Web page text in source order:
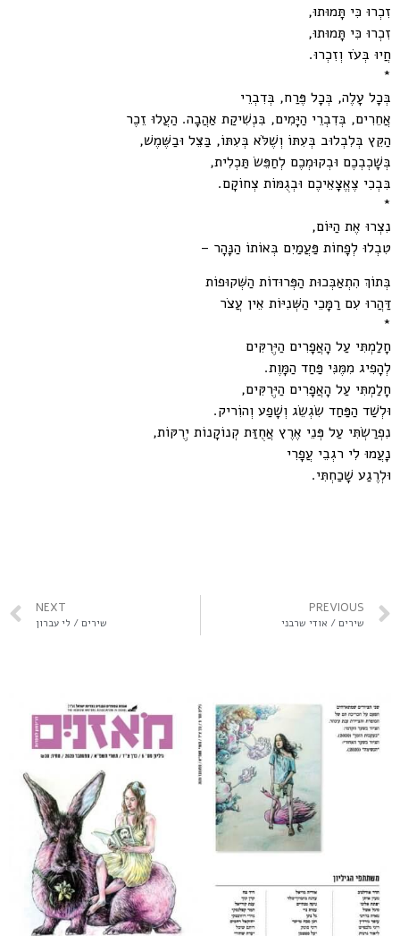
זִכְרוּ כִּי תָּמוּתוּ,
זִכְרוּ כִּי תָּמוּתוּ,
חֲיוּ בְּעֹז וְזִכְרוּ.
*
בְּכָל עָלֶה, בְּכָל פֶּרַח, בְּדִבְרֵי
אֲחֵרִים, בְּדִבְרֵי הַיָּמִים, בִּנְשִׁיקַת אַהֲבָה. הַעֲלוּ זֵכֶר
הַקֵּץ בְּלִבְלוּב בְּעִתּוֹ וְשֶׁלֹּא בְּעִתּוֹ, בַּצֵּל וּבַשֶּׁמֶשׁ,
בְּשָׁכְבְכֶם וּבְקוּמְכֶם לְחַפֵּשׂ תַּכְלִית,
בִּבְכִי צֶאֱצָאֵיכֶם וּבְגֻמּוֹת צְחוֹקָם.
*
נִצְרוּ אֶת הַיּוֹם,
טִבְלוּ לְפָחוֹת פַּעֲמַיִם בְּאוֹתוֹ הַנָּהָר –
בְּתוֹךְ הִתְאַבְּכוּת הַפְּרוּדוֹת הַשְּׁקוּפוֹת
דַּהֲרוּ עִם רַמָּכֵי הַשְּׁנִיּוֹת אֵין עֲצֹר
*
חָלַמְתִּי עַל הָאֲפָרִים הַיְּרֻקִּים
לְהָפִיג מִמֶּנִּי פַּחַד הַמָּוֶת.
חָלַמְתִּי עַל הָאֲפָרִים הַיְּרֻקִּים,
וּלְשַׁד הַפַּחַד שִׂגְשֵׂג וְשָׁפַע וְהוִֹריק.
נִפְרַשְׂתִּי עַל פְּנֵי אֶרֶץ אֲחֻזַּת קְנוֹקָנוֹת יְרֻקּוֹת,
נָעֲמוּ לִי רגְבֵי עֲפָרִי
וּלְרֶגַע שָׁכַחְתִּי.
PREVIOUS
שירים / אודי שרבני
NEXT
שירים / לי עברון